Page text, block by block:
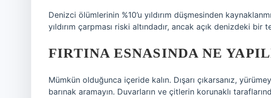
Denizci ölümlerinin %10’u yıldırım düşmesinden
yıldırım çarpması riski altındadır, ancak açık denizdeki
FIRTINA ESNASINDA NE
Mümkün olduğunca içeride kalın. Dışarı çıkarsanız,
barınak aramayın. Duvarların ve çitlerin korunaklı